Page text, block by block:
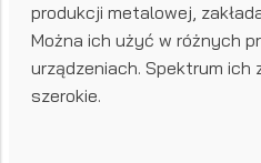
produkcji metalowej,
Można ich użyć w różnych
urządzeniach. Spektrum
szerokie.